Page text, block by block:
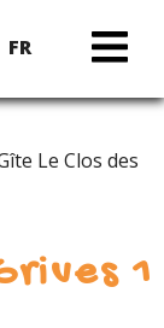
FR
Le Clos des
1